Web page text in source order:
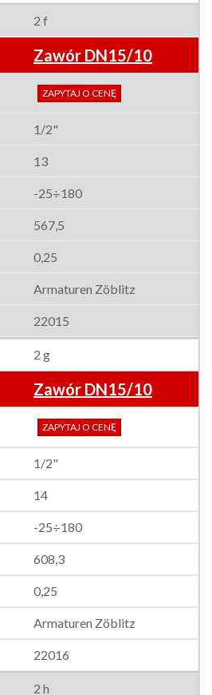
2 f
Zawór DN15/10
ZAPYTAJ O CENĘ
1/2"
13
-25÷180
567,5
0,25
Armaturen Zöblitz
22015
2 g
Zawór DN15/10
ZAPYTAJ O CENĘ
1/2"
14
-25÷180
608,3
0,25
Armaturen Zöblitz
22016
2 h